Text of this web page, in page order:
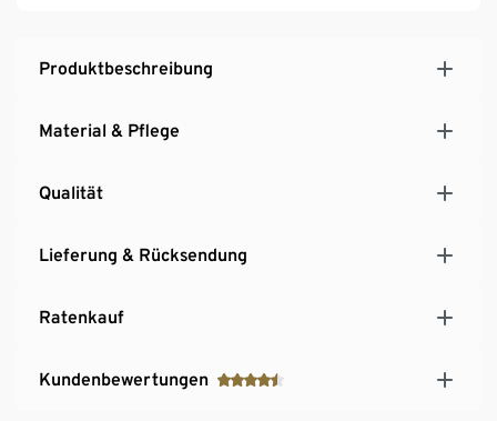
Produktbeschreibung
Material & Pflege
Qualität
Lieferung & Rücksendung
Ratenkauf
Kundenbewertungen